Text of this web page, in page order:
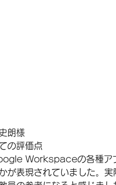
朗様
の評価点
Workspaceの各種ア
が表現されていました。